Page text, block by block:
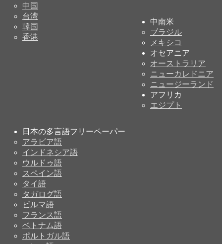
中国
台湾
韓国
香港
中南米
ブラジル
メキシコ
オセアニア
オーストラリア
ニューカレドニア
ニュージーランド
アフリカ
エジプト
日本の多言語フリーペーパー
アラビア語
インドネシア語
ウルドゥ語
スペイン語
タイ語
タガログ語
ビルマ語
フランス語
ベトナム語
ポルトガル語